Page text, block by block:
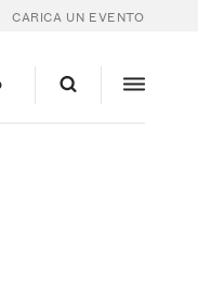
CARICA UN EVENTO